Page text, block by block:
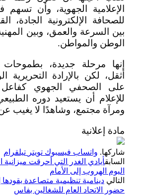
الإعلامية الجهوية، وأن تسهم
للصحافة الإلكترونية الجادة،
بين السرعة والعمق، وبين
الوطن والمواطن.
إنها مرحلة جديدة، بطموحات
أثقل، لكن بالإرادة التحريرية
على الصحفي الجهوي
للإعلام أن يستعيد دوره
ومرآة مجتمع، وشاهدًا لا يغيب
مادة إعلانية
شاركها. واتساب فيسبوك تويتر تيلقرام
السابقأيادي الغدر التي أحرقت
اليوم الهروب إلى الأمام
التالي دينامية تنظيمية متصاعدة
حضور الاتحاد العام للشغالين بفاس